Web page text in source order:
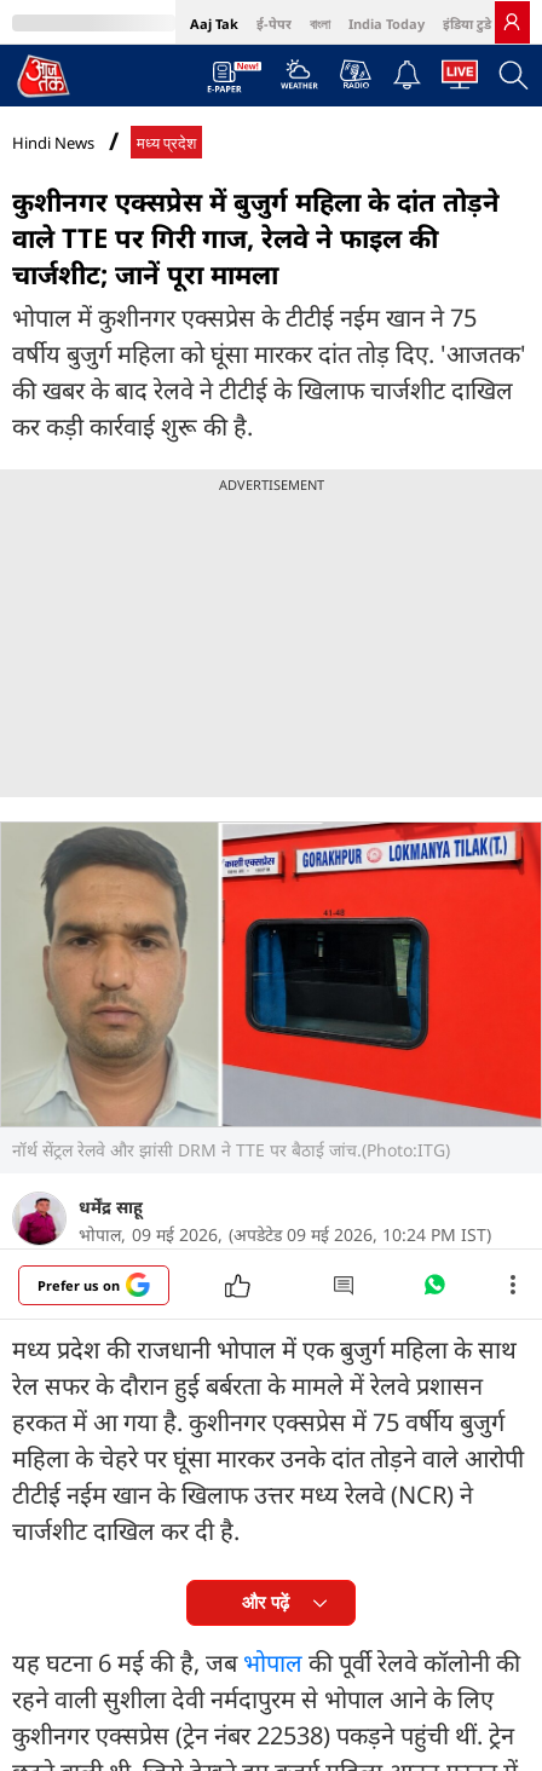
Aaj Tak ई-पेपर বাংলা India Today इंडिया टुडे हिंदी
MumbaiTak Cosmopolitan Harper's Bazaar Northeast
Hindi News मध्य प्रदेश
कुशीनगर एक्सप्रेस में बुजुर्ग महिला के दांत तोड़ने
वाले TTE पर गिरी गाज, रेलवे ने फाइल की
चार्जशीट; जानें पूरा मामला
भोपाल में कुशीनगर एक्सप्रेस के टीटीई नईम खान ने 75
वर्षीय बुजुर्ग महिला को घूंसा मारकर दांत तोड़ दिए. 'आजतक'
की खबर के बाद रेलवे ने टीटीई के खिलाफ चार्जशीट दाखिल
कर कड़ी कार्रवाई शुरू की है.
ADVERTISEMENT
नॉर्थ सेंट्रल रेलवे और झांसी DRM ने TTE पर बैठाई जांच.(Photo:ITG)
धर्मेंद्र साहू
भोपाल, 09 मई 2026, (अपडेटेड 09 मई 2026, 10:24 PM IST)
Prefer us on
मध्य प्रदेश की राजधानी भोपाल में एक बुजुर्ग महिला के साथ
रेल सफर के दौरान हुई बर्बरता के मामले में रेलवे प्रशासन
हरकत में आ गया है. कुशीनगर एक्सप्रेस में 75 वर्षीय बुजुर्ग
महिला के चेहरे पर घूंसा मारकर उनके दांत तोड़ने वाले आरोपी
टीटीई नईम खान के खिलाफ उत्तर मध्य रेलवे (NCR) ने
चार्जशीट दाखिल कर दी है.
और पढ़ें
यह घटना 6 मई की है, जबभोपालकी पूर्वी रेलवे कॉलोनी की
रहने वाली सुशीला देवी नर्मदापुरम से भोपाल आने के लिए
कुशीनगर एक्सप्रेस (ट्रेन नंबर 22538) पकड़ने पहुंची थीं. ट्रेन